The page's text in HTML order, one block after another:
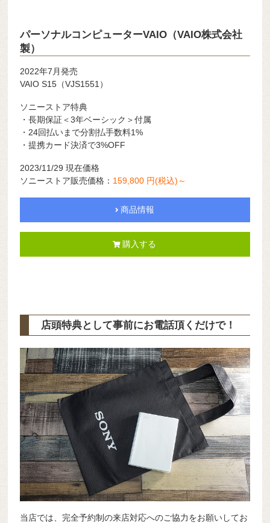
パーソナルコンピューターVAIO（VAIO株式会社
製）
2022年7月発売
VAIO S15（VJS1551）
ソニーストア特典
・長期保証＜3年ベーシック＞付属
・24回払いまで分割払手数料1%
・提携カード決済で3%OFF
2023/11/29 現在価格
ソニーストア販売価格： 159,800 円(税込)～
商品情報
購入する
店頭特典として事前にお電話頂くだけで！
当店では、完全予約制の来店対応へのご協力をお願いしてお